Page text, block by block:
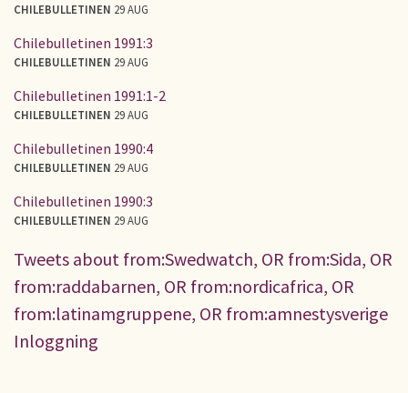
CHILEBULLETINEN 29 AUG
Chilebulletinen 1991:3
CHILEBULLETINEN 29 AUG
Chilebulletinen 1991:1-2
CHILEBULLETINEN 29 AUG
Chilebulletinen 1990:4
CHILEBULLETINEN 29 AUG
Chilebulletinen 1990:3
CHILEBULLETINEN 29 AUG
Tweets about from:Swedwatch, OR from:Sida, OR
from:raddabarnen, OR from:nordicafrica, OR
from:latinamgruppene, OR from:amnestysverige
Inloggning